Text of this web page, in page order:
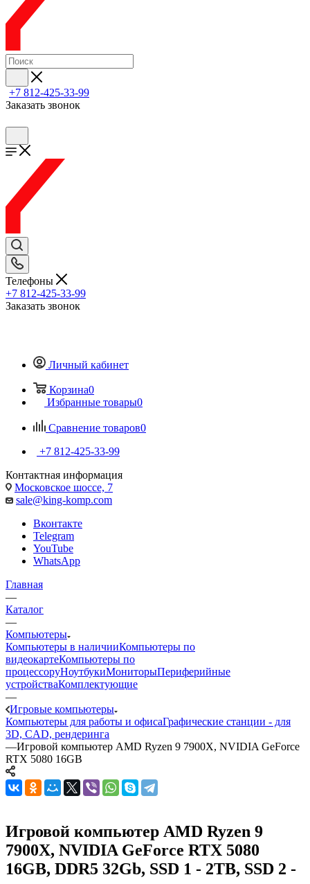
+7 812-425-33-99
Заказать звонок
Телефоны
+7 812-425-33-99
Заказать звонок
Личный кабинет
Корзина0
Избранные товары0
Сравнение товаров0
+7 812-425-33-99
Контактная информация
Московское шоссе, 7
sale@king-komp.com
Вконтакте
Telegram
YouTube
WhatsApp
Главная
—
Каталог
—
Компьютеры
Компьютеры в наличииКомпьютеры по
видеокартеКомпьютеры по
процессоруНоутбукиМониторыПериферийные
устройстваКомплектующие
—
Игровые компьютеры
Компьютеры для работы и офисаГрафические станции - для
3D, CAD, рендеринга
—Игровой компьютер AMD Ryzen 9 7900X, NVIDIA GeForce
RTX 5080 16GB
Игровой компьютер AMD Ryzen 9
7900X, NVIDIA GeForce RTX 5080
16GB, DDR5 32Gb, SSD 1 - 2TB, SSD 2 -